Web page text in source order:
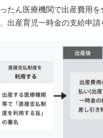
たん医療機関で出産費用
出産育児一時金の支給申請